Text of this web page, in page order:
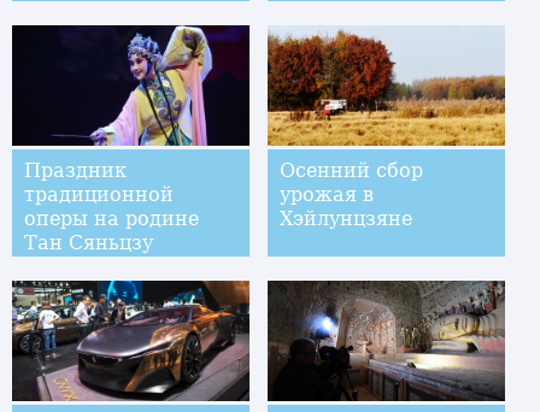
Праздник
традиционной
оперы на родине
Тан Сяньцзу
Осенний сбор
урожая в
Хэйлунцзяне